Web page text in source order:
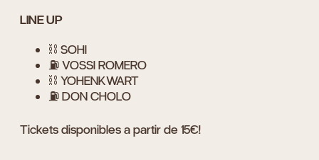
LINE UP
⛓️ SOHI
⛽️ VOSSI ROMERO
⛓️ YOHENKWART
⛽️ DON CHOLO
Tickets disponibles a partir de 15€!